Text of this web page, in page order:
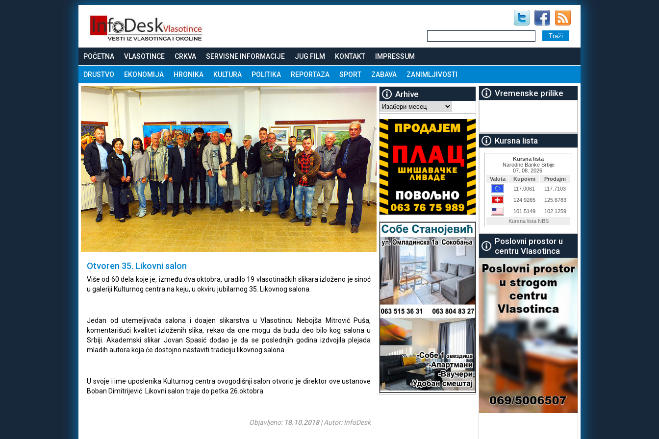
POČETNA VLASOTINCE CRKVA SERVISNE INFORMACIJE JUG FILM KONTAKT IMPRESSUM
DRUSTVO EKONOMIJA HRONIKA KULTURA POLITIKA REPORTAZA SPORT ZABAVA ZANIMLJIVOSTI
Otvoren 35. Likovni salon
Više od 60 dela koje je, između dva oktobra, uradilo 19 vlasotinačkih slikara izloženo je sinoć
u galeriji Kulturnog centra na keju, u okviru jubilarnog 35. Likovnog salona.
Jedan od utemeljivača salona i doajen slikarstva u Vlasotincu Nebojša Mitrović Puša,
komentarišući kvalitet izloženih slika, rekao da one mogu da budu deo bilo kog salona u
Srbiji. Akademski slikar Jovan Spasić dodao je da se poslednjih godina izdvojila plejada
mladih autora koja će dostojno nastaviti tradiciju likovnog salona.
U svoje i ime uposlenika Kulturnog centra ovogodišnji salon otvorio je direktor ove ustanove
Boban Dimitrijević. Likovni salon traje do petka 26.oktobra.
Objavljeno: 18.10.2018| Autor: InfoDesk
Arhive
Arhive
Vremenske prilike
Kursna lista
Poslovni prostor u
centru Vlasotinca